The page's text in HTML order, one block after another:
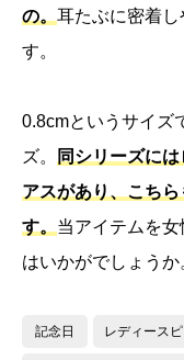
の。 耳たぶに密着
す。
0.8cmというサイズ
ズ。
同シリーズに
アスがあり、こち
す。 当アイテムを
はいかがでしょうか
記念日 レディース